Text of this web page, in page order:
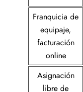
Franquicia de
equipaje,
facturación
online
Asignación
libre de